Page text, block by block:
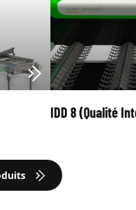
IDD 8 (Qualité